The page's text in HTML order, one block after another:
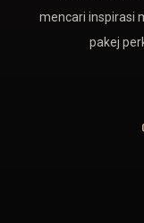
mencari inspirasi
pakej